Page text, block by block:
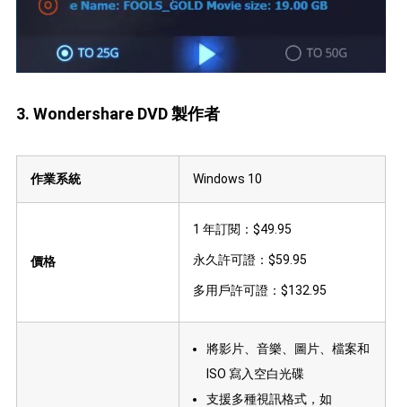
3. Wondershare DVD 製作者
作業系統 Windows 10
價格
1 年訂閱：$49.95
永久許可證：$59.95
多用戶許可證：$132.95
將影片、音樂、圖片、檔案和
ISO 寫入空白光碟
支援多種視訊格式，如